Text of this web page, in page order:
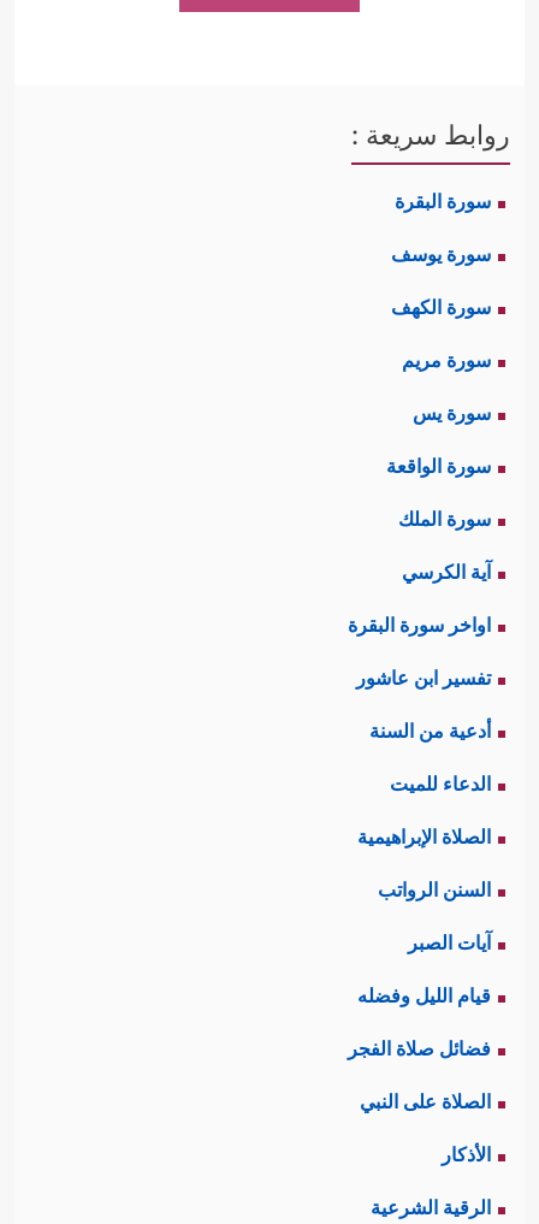
روابط سريعة :
سورة البقرة
سورة يوسف
سورة الكهف
سورة مريم
سورة يس
سورة الواقعة
سورة الملك
آية الكرسي
اواخر سورة البقرة
تفسير ابن عاشور
أدعية من السنة
الدعاء للميت
الصلاة الإبراهيمية
السنن الرواتب
آيات الصبر
قيام الليل وفضله
فضائل صلاة الفجر
الصلاة على النبي
الأذكار
الرقية الشرعية